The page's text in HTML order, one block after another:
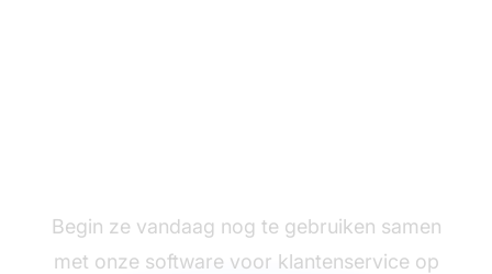
Begin ze vandaag nog te gebruiken samen
met onze software voor klantenservice op